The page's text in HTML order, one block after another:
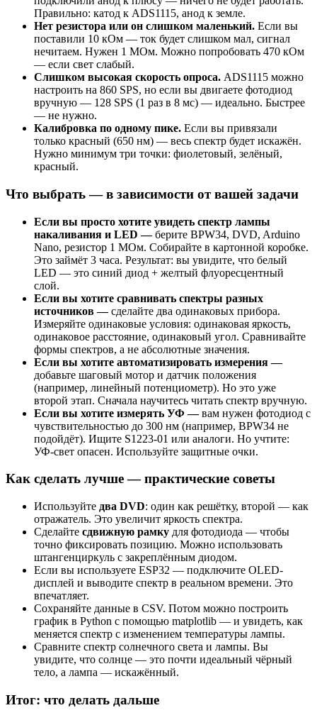
Правильно: катод к ADS1115, анод к земле.
Нет резистора или он слишком маленький. Если вы
поставили 10 кОм — ток будет слишком мал, сигнал
нечитаем. Нужен 1 МОм. Можно попробовать 470 кОм
— если свет слабый.
Слишком высокая скорость опроса. ADS1115 можно
настроить на 860 SPS, но если вы двигаете фотодиод
вручную — 128 SPS (1 раз в 8 мс) — идеально. Быстрее
— не нужно.
Калибровка по одному пике. Если вы привязали
только красный (650 нм) — весь спектр будет искажён.
Нужно минимум три точки: фиолетовый, зелёный,
красный.
Что выбрать — в зависимости от вашей задачи
Если вы просто хотите увидеть спектр лампы
накаливания и LED —берите BPW34, DVD, Arduino
Nano, резистор 1 МОм. Собирайте в картонной коробке.
Это займёт 3 часа. Результат: вы увидите, что белый
LED — это синий диод + желтый флуоресцентный
слой.
Если вы хотите сравнивать спектры разных
источников —сделайте два одинаковых прибора.
Измеряйте одинаковые условия: одинаковая яркость,
одинаковое расстояние, одинаковый угол. Сравнивайте
формы спектров, а не абсолютные значения.
Если вы хотите автоматизировать измерения —
добавьте шаговый мотор и датчик положения
(например, линейный потенциометр). Но это уже
второй этап. Сначала научитесь читать спектр вручную.
Если вы хотите измерять УФ —вам нужен фотодиод с
чувствительностью до 300 нм (например, BPW34 не
подойдёт). Ищите S1223-01 или аналоги. Но учтите:
УФ-свет опасен. Используйте защитные очки.
Как сделать лучше — практические советы
Используйте два DVD: один как решётку, второй — как
отражатель. Это увеличит яркость спектра.
Сделайте сдвижную рамку для фотодиода — чтобы
точно фиксировать позицию. Можно использовать
штангенциркуль с закреплённым диодом.
Если вы используете ESP32 — подключите OLED-
дисплей и выводите спектр в реальном времени. Это
впечатляет.
Сохраняйте данные в CSV. Потом можно построить
график в Python с помощью matplotlib — и увидеть, как
меняется спектр с изменением температуры лампы.
Сравните спектр солнечного света и лампы. Вы
увидите, что солнце — это почти идеальный чёрный
тело, а лампа — искажённый.
Итог: что делать дальше